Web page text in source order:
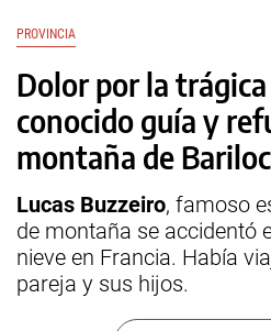
PROVINCIA
Dolor por la
conocido guía y
montaña de
Lucas Buzzeiro, famoso
de montaña se accidentó
nieve en Francia. Había
pareja y sus hijos.